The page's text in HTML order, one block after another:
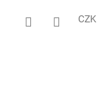
CZK